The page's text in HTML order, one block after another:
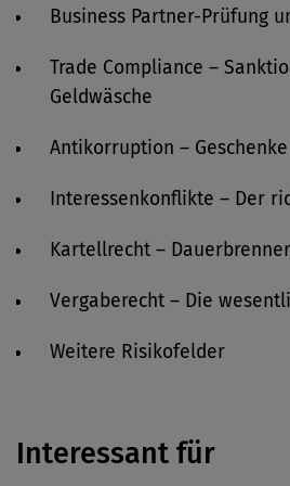
Business Partner-Prüfung
Trade Compliance –
Geldwäsche
Antikorruption –
Interessenkonflikte – Der
Kartellrecht –
Vergaberecht – Die
Weitere Risikofelder
Interessant für